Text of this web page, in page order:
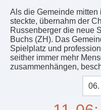
Als die Gemeinde
steckte, übernahm der
Russenberger die neue
Buchs (ZH). Das
Spielplatz und
seither immer mehr
zusammenhängen,